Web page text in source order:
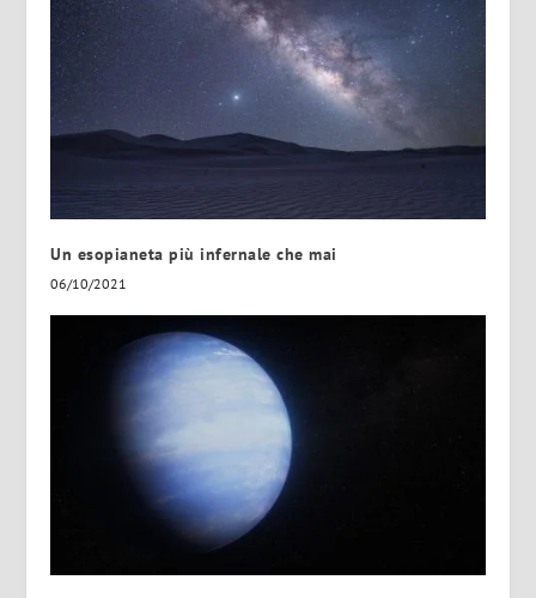
Un esopianeta più infernale che mai
06/10/2021